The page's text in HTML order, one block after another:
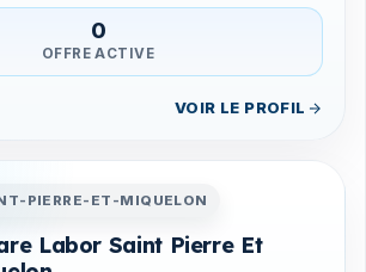
0
OFFRE ACTIVE
VOIR LE PROFIL
PIERRE-ET-MIQUELON
Labor Saint Pierre Et